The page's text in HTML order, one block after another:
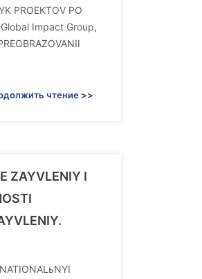
PROEKTOV PO
Impact Group,
чтение >>
ZAYVLENIY I